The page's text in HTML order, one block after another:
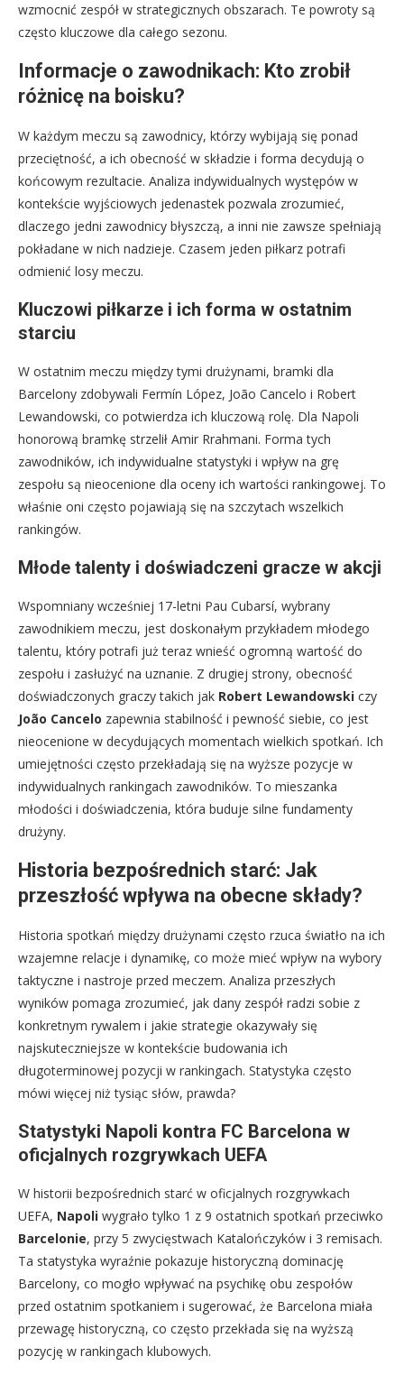
wzmocnić zespół w strategicznych obszarach. Te powroty są
często kluczowe dla całego sezonu.
Informacje o zawodnikach: Kto zrobił
różnicę na boisku?
W każdym meczu są zawodnicy, którzy wybijają się ponad
przeciętność, a ich obecność w składzie i forma decydują o
końcowym rezultacie. Analiza indywidualnych występów w
kontekście wyjściowych jedenastek pozwala zrozumieć,
dlaczego jedni zawodnicy błyszczą, a inni nie zawsze spełniają
pokładane w nich nadzieje. Czasem jeden piłkarz potrafi
odmienić losy meczu.
Kluczowi piłkarze i ich forma w ostatnim
starciu
W ostatnim meczu między tymi drużynami, bramki dla
Barcelony zdobywali Fermín López, João Cancelo i Robert
Lewandowski, co potwierdza ich kluczową rolę. Dla Napoli
honorową bramkę strzelił Amir Rrahmani. Forma tych
zawodników, ich indywidualne statystyki i wpływ na grę
zespołu są nieocenione dla oceny ich wartości rankingowej. To
właśnie oni często pojawiają się na szczytach wszelkich
rankingów.
Młode talenty i doświadczeni gracze w akcji
Wspomniany wcześniej 17-letni Pau Cubarsí, wybrany
zawodnikiem meczu, jest doskonałym przykładem młodego
talentu, który potrafi już teraz wnieść ogromną wartość do
zespołu i zasłużyć na uznanie. Z drugiej strony, obecność
doświadczonych graczy takich jak Robert Lewandowski czy
João Cancelo zapewnia stabilność i pewność siebie, co jest
nieocenione w decydujących momentach wielkich spotkań. Ich
umiejętności często przekładają się na wyższe pozycje w
indywidualnych rankingach zawodników. To mieszanka
młodości i doświadczenia, która buduje silne fundamenty
drużyny.
Historia bezpośrednich starć: Jak
przeszłość wpływa na obecne składy?
Historia spotkań między drużynami często rzuca światło na ich
wzajemne relacje i dynamikę, co może mieć wpływ na wybory
taktyczne i nastroje przed meczem. Analiza przeszłych
wyników pomaga zrozumieć, jak dany zespół radzi sobie z
konkretnym rywalem i jakie strategie okazywały się
najskuteczniejsze w kontekście budowania ich
długoterminowej pozycji w rankingach. Statystyka często
mówi więcej niż tysiąc słów, prawda?
Statystyki Napoli kontra FC Barcelona w
oficjalnych rozgrywkach UEFA
W historii bezpośrednich starć w oficjalnych rozgrywkach
UEFA, Napoli wygrało tylko 1 z 9 ostatnich spotkań przeciwko
Barcelonie, przy 5 zwycięstwach Katalończyków i 3 remisach.
Ta statystyka wyraźnie pokazuje historyczną dominację
Barcelony, co mogło wpływać na psychikę obu zespołów
przed ostatnim spotkaniem i sugerować, że Barcelona miała
przewagę historyczną, co często przekłada się na wyższą
pozycję w rankingach klubowych.